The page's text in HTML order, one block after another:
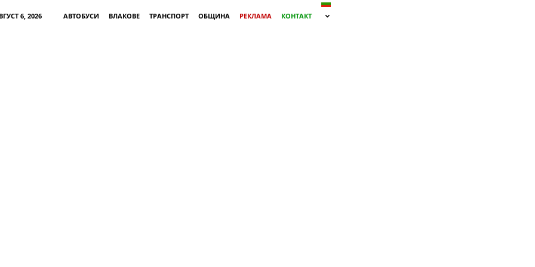
6, 2026 АВТОБУСИ ВЛАКОВЕ ТРАНСПОРТ ОБЩИНА РЕКЛАМА
КОНТАКТ